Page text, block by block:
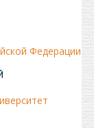
Федерации